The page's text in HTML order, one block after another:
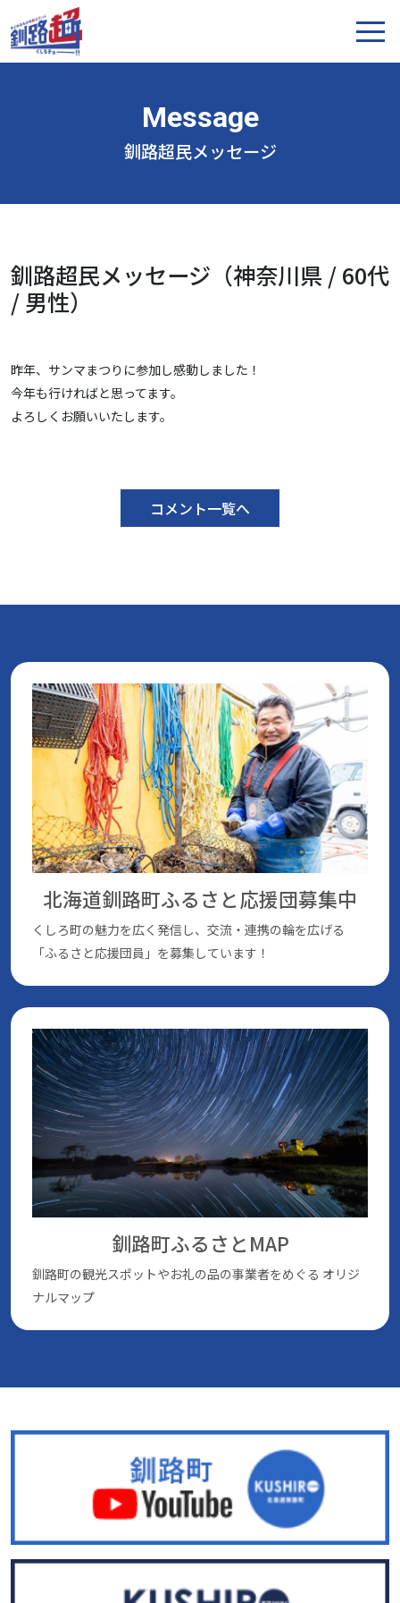
釧路超民メッセージ
釧路超民メッセージ（神奈川県 / 60代
/ 男性）
昨年、サンマまつりに参加し感動しました！
今年も行ければと思ってます。
よろしくお願いいたします。
コメント一覧へ
北海道釧路町ふるさと応援団募集中
くしろ町の魅⼒を広く発信し、交流・連携の輪を広げる
「ふるさと応援団員」を募集しています！
釧路町ふるさとMAP
釧路町の観光スポットやお礼の品の事業者をめぐる オリジ
ナルマップ